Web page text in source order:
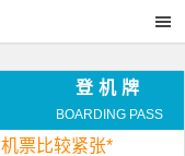
登机牌
BOARDING PASS
机票比较紧张*